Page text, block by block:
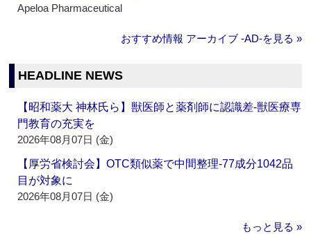
Apeloa Pharmaceutical
おすすめ情報 アーカイブ ‐AD‐を見る »
HEADLINE NEWS
【昭和薬大 神林氏ら】獣医師と薬剤師に認識差‐獣医療専
門教育の充実を
2026年08月07日 (金)
【厚労省検討会】OTC類似薬で中間整理‐77成分1042品
目が対象に
2026年08月07日 (金)
もっと見る »